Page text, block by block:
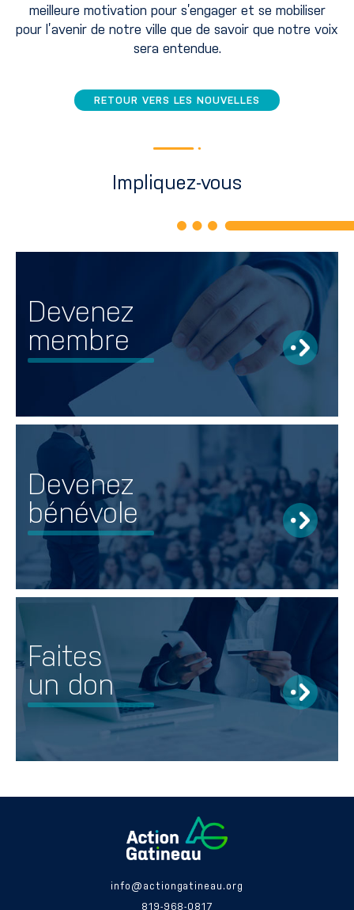
meilleure motivation pour s’engager et se mobiliser
pour l’avenir de notre ville que de savoir que notre voix
sera entendue.
RETOUR VERS LES NOUVELLES
Impliquez-vous
Devenez
membre
Devenez
bénévole
Faites
un don
info@actiongatineau.org
819-968-0817